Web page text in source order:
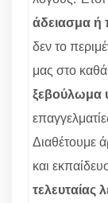
άδειασμα ή
δεν το
μας στο
ξεβούλωμα
Διαθέτουμε
και
τελευταίας